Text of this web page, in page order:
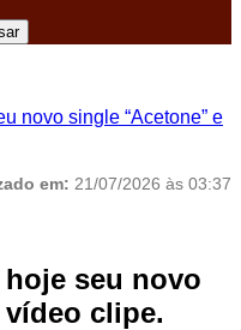
novo single “Acetone” e
em: 21/07/2026 às 03:37
seu novo
clipe.